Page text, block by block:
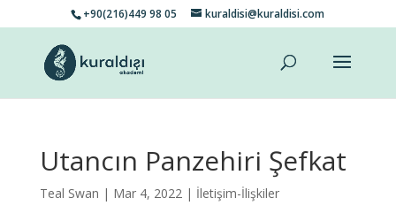
+90(216)449 98 05 kuraldisi@kuraldisi.com
Utancın Panzehiri Şefkat
Teal Swan | Mar 4, 2022 | İletişim-İlişkiler